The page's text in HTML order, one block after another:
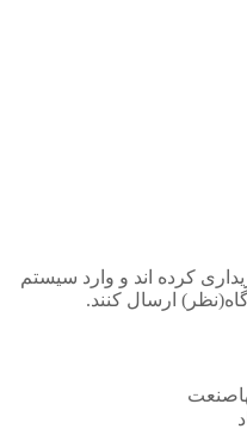
کرده اند و وارد سیستم
ارسال کنند.